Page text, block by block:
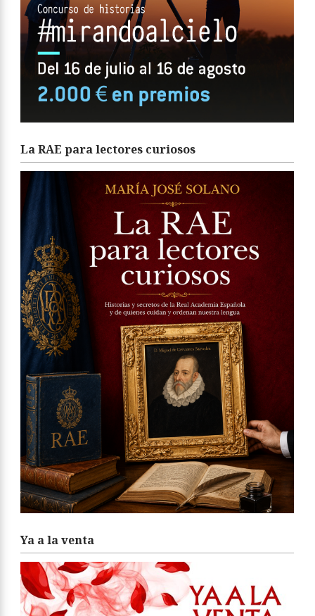
La RAE para lectores curiosos
Ya a la venta